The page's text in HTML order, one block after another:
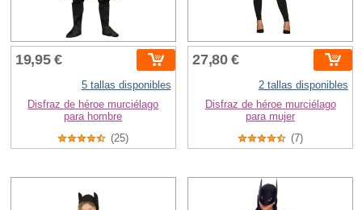
19,95 €
5 tallas disponibles
Disfraz de héroe murciélago
para hombre
(25)
27,80 €
2 tallas disponibles
Disfraz de héroe murciélago
para mujer
(7)